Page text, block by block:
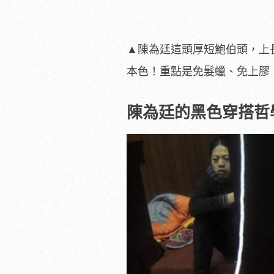
▲陳為廷這頭厚短鮑伯頭，上
本色！重點是免髮蠟、免上
陳為廷的黑色穿搭哲